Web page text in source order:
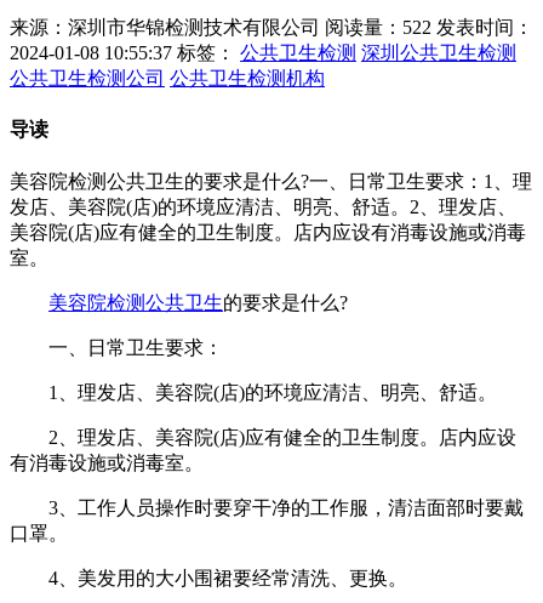
来源：深圳市华锦检测技术有限公司 阅读量：522 发表时间：
2024-01-08 10:55:37 标签： 公共卫生检测 深圳公共卫生检测
公共卫生检测公司 公共卫生检测机构
导读
美容院检测公共卫生​的要求是什么?一、日常卫生要求：1、理
发店、美容院(店)的环境应清洁、明亮、舒适。2、理发店、
美容院(店)应有健全的卫生制度。店内应设有消毒设施或消毒
室。
美容院检测公共卫生的要求是什么?
一、日常卫生要求：
1、理发店、美容院(店)的环境应清洁、明亮、舒适。
2、理发店、美容院(店)应有健全的卫生制度。店内应设
有消毒设施或消毒室。
3、工作人员操作时要穿干净的工作服，清洁面部时要戴
口罩。
4、美发用的大小围裙要经常清洗、更换。